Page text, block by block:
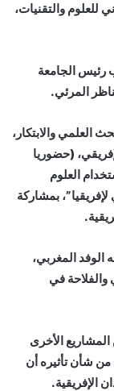
والتقنيات،
رئيس الجامعة
المرئي.‏
العلمي والابتكار،
(حضوريا
العلوم
لإفريقيا”، بمشاركة
الوفد المغربي،
والفلاحة في
الأخرى
من شأن تأثيره أن
الإفريقية.‏